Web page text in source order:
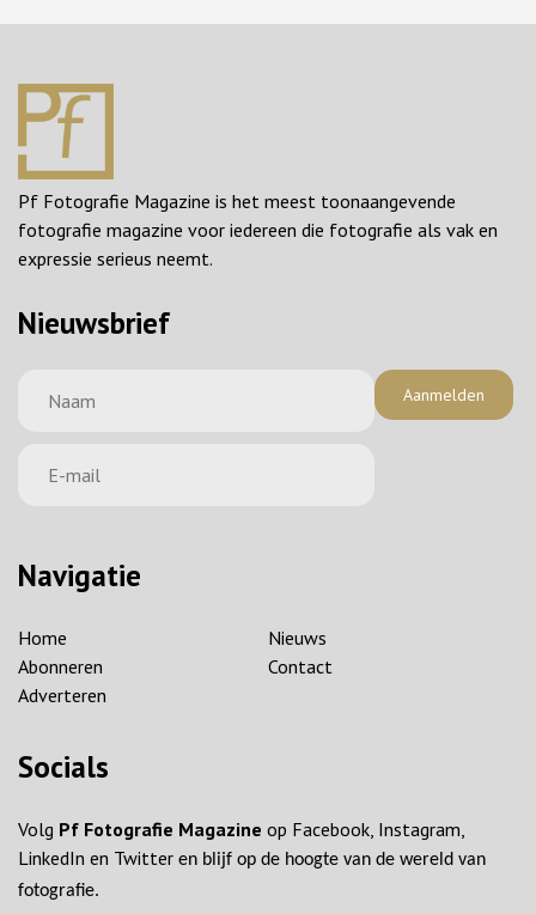
Pf Fotografie Magazine is het meest toonaangevende
fotografie magazine voor iedereen die fotografie als vak en
expressie serieus neemt.
Nieuwsbrief
Aanmelden
Navigatie
Home
Nieuws
Abonneren
Contact
Adverteren
Socials
Volg Pf Fotografie Magazine op Facebook, Instagram,
LinkedIn en Twitter en blijf op de hoogte van de wereld van
fotografie.